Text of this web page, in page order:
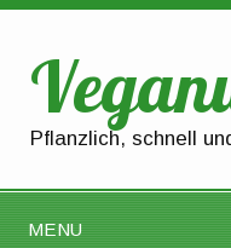
Pflanzlich, schnell
MENU